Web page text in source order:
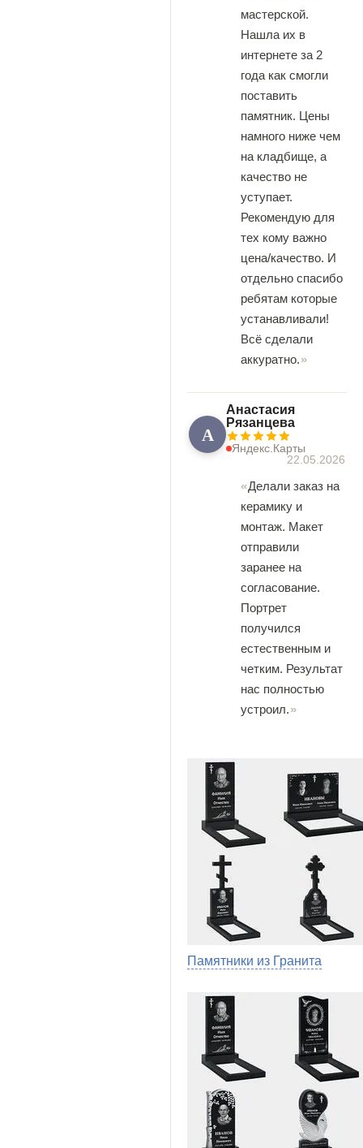
мастерской.
Нашла их в
интернете за 2
года как смогли
поставить
памятник. Цены
намного ниже чем
на кладбище, а
качество не
уступает.
Рекомендую для
тех кому важно
цена/качество. И
отдельно спасибо
ребятам которые
устанавливали!
Всё сделали
аккуратно.
А
Анастасия
Рязанцева
Яндекс.Карты
22.05.2026
Делали заказ на
керамику и
монтаж. Макет
отправили
заранее на
согласование.
Портрет
получился
естественным и
четким. Результат
нас полностью
устроил.
Памятники из Гранита